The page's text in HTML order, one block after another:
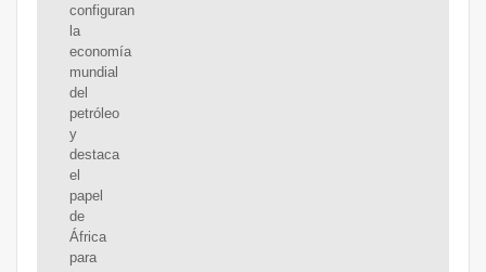
configuran
la
economía
mundial
del
petróleo
y
destaca
el
papel
de
África
para